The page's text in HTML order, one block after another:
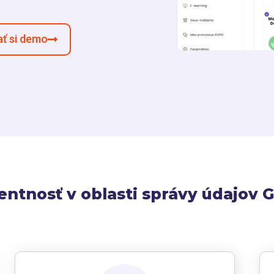
si demo
v oblasti správy údajov